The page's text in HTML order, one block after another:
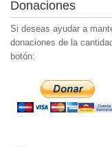
Donaciones
Si deseas ayudar a
donaciones de la
botón: